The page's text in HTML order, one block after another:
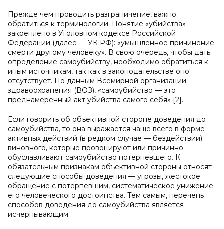
Прежде чем проводить разграничение, важно
обратиться к терминологии. Понятие «убийства»
закреплено в Уголовном кодексе Российской
Федерации (далее — УК РФ): «умышленное причинение
смерти другому человеку». В свою очередь, чтобы дать
определение самоубийству, необходимо обратиться к
иным источникам, так как в законодательстве оно
отсутствует. По данным Всемирной организации
здравоохранения (ВОЗ), «самоубийство — это
преднамеренный акт убийства самого себя» [2].
Если говорить об объективной стороне доведения до
самоубийства, то она выражается чаще всего в форме
активных действий (в редком случае — бездействии)
виновного, которые провоцируют или причинно
обуславливают самоубийство потерпевшего. К
обязательным признакам объективной стороны относят
следующие способы доведения — угрозы, жестокое
обращение с потерпевшим, систематическое унижение
его человеческого достоинства. Тем самым, перечень
способов доведения до самоубийства является
исчерпывающим.